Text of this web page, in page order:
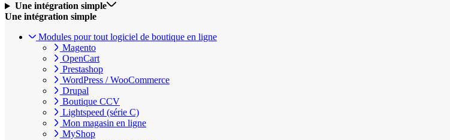
Une intégration simple
Une intégration simple
Modules pour tout logiciel de boutique en ligne
Magento
OpenCart
Prestashop
WordPress / WooCommerce
Drupal
Boutique CCV
Lightspeed (série C)
Mon magasin en ligne
MyShop